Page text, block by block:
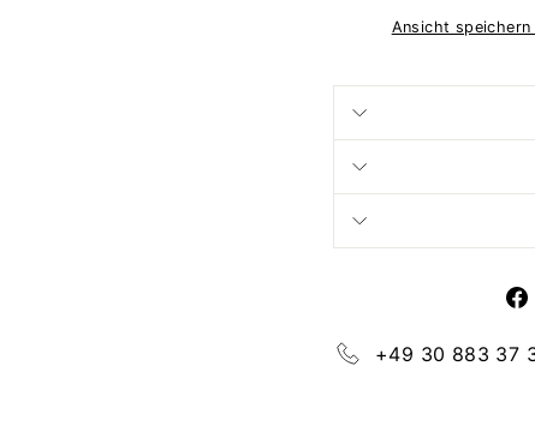
Ansicht
+49 30 883 37